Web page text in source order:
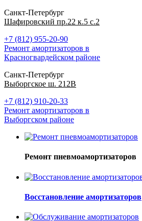
Санкт-Петербург
Шафировский пр.22 к.5 с.2
+7 (812) 955-20-90
Ремонт амортизаторов в
Красногвардейском районе
Санкт-Петербург
Выборгское ш. 212В
+7 (812) 910-20-33
Ремонт амортизаторов в
Выборгском районе
Ремонт пневмоамортизаторов
Восстановление амортизаторов